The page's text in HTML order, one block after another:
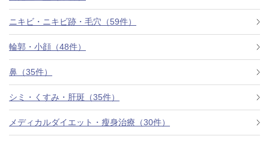
料金一覧
施術症例
初めての方へ
ニキビ・ニキビ跡・毛穴（59件）
輪郭・小顔（48件）
鼻（35件）
シミ・くすみ・肝斑（35件）
メディカルダイエット・瘦身治療（30件）